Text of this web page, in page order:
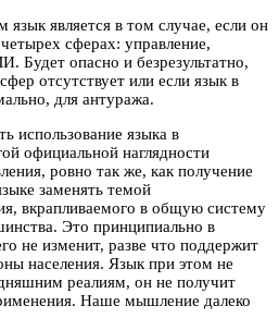
является в том случае, если он
сферах: управление,
Будет опасно и безрезультатно,
отсутствует или если язык в
для антуража.
использование языка в
официальной наглядности
ровно так же, как получение
заменять темой
вкрапливаемого в общую систему
Это принципиально в
не изменит, разве что поддержит
населения. Язык при этом не
реалиям, он не получит
Наше мышление далеко